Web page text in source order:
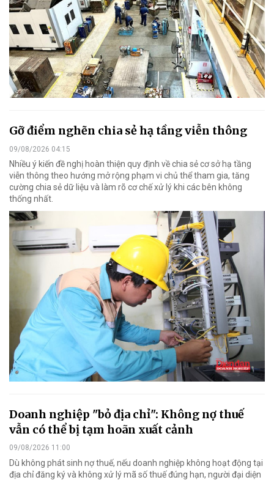
Gỡ điểm nghẽn chia sẻ hạ tầng viễn thông
09/08/2026 04:15
Nhiều ý kiến đề nghị hoàn thiện quy định về chia sẻ cơ sở hạ tầng
viễn thông theo hướng mở rộng phạm vi chủ thể tham gia, tăng
cường chia sẻ dữ liệu và làm rõ cơ chế xử lý khi các bên không
thống nhất.
Doanh nghiệp "bỏ địa chỉ": Không nợ thuế
vẫn có thể bị tạm hoãn xuất cảnh
09/08/2026 11:00
Dù không phát sinh nợ thuế, nếu doanh nghiệp không hoạt động tại
địa chỉ đăng ký và không xử lý mã số thuế đúng hạn, người đại diện